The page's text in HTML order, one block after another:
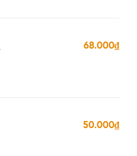
68.000₫
50.000₫